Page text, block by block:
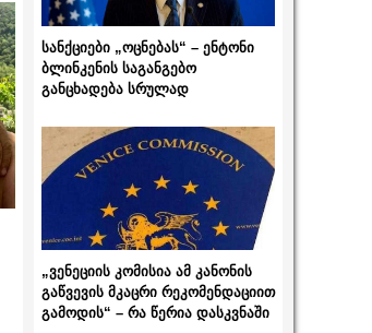
სანქციები „ოცნებას“ – ენტონი
ბლინკენის საგანგებო
განცხადება სრულად
„ვენეციის კომისია ამ კანონის
გაწვევის მკაცრი რეკომენდაციით
გამოდის“ – რა წერია დასკვნაში